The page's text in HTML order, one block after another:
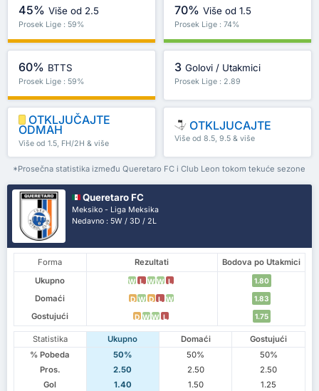
45% Više od 2.5
Prosek Lige : 59%
70% Više od 1.5
Prosek Lige : 74%
60% BTTS
Prosek Lige : 59%
3 Golovi / Utakmici
Prosek Lige : 2.89
OTKLJUČAJTE
ODMAH
Više od 1.5, FH/2H & više
OTKLJUCAJTE
Više od 8.5, 9.5 & više
*Prosečna statistika između Queretaro FC i Club Leon tokom tekuće sezone
Queretaro FC
Meksiko - Liga Meksika
Nedavno : 5W / 3D / 2L
Forma Rezultati
Bodova po Utakmici
Ukupno
W L W W L 1.80
Domaći D W D L W 1.83
Gostujući D W W L 1.75
Statistika Ukupno Domaći
Gostujući
% Pobeda
50% 50%
50%
Pros.
2.50 2.50
2.50
Gol
1.40 1.50
1.25